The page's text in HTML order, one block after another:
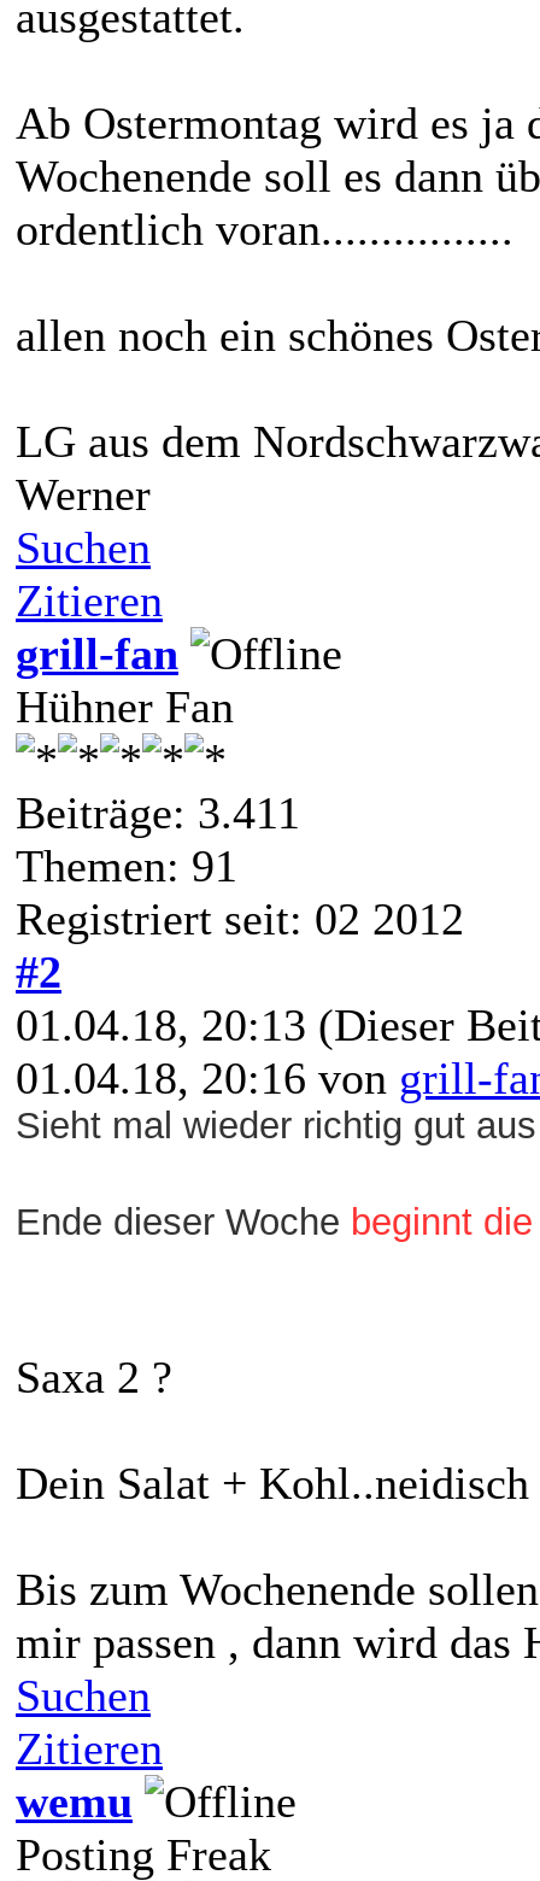
ausgestattet.
Ab Ostermontag wird es ja
Wochenende soll es dann
ordentlich voran................
allen noch ein schönes
LG aus dem
Werner
Suchen
Zitieren
grill-fan
Hühner Fan
Beiträge: 3.411
Themen: 91
Registriert seit: 02 2012
#2
01.04.18, 20:13 (Dieser
01.04.18, 20:16 von grill-
Sieht mal wieder richtig gut
Ende dieser Woche beginnt
Saxa 2 ?
Dein Salat +
Bis zum Wochenende
mir passen , dann wird
Suchen
Zitieren
wemu
Posting Freak